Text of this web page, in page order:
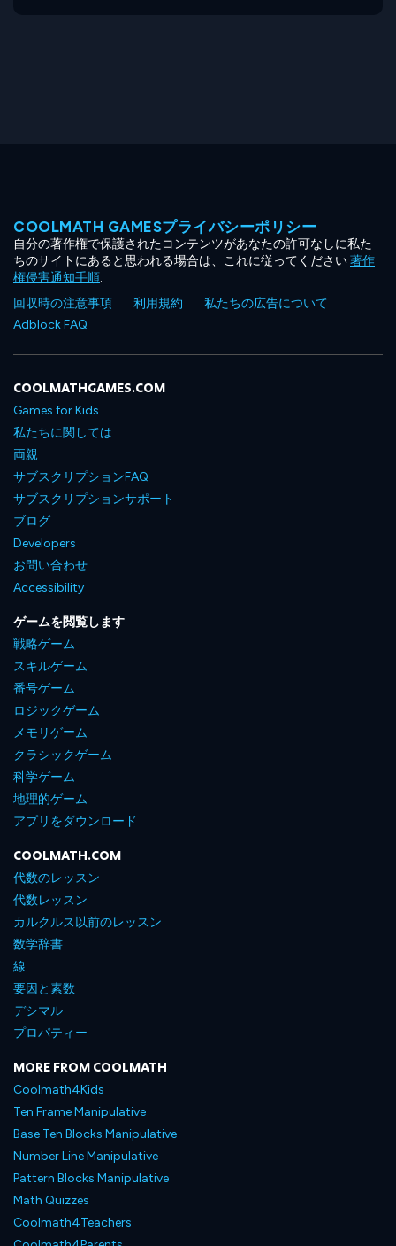
COOLMATH GAMESプライバシーポリシー
自分の著作権で保護されたコンテンツがあなたの許可なしに私た
ちのサイトにあると思われる場合は、これに従ってください著作
権侵害通知手順.
回収時の注意事項
利用規約
私たちの広告について
Adblock FAQ
COOLMATHGAMES.COM
Games for Kids
私たちに関しては
両親
サブスクリプションFAQ
サブスクリプションサポート
ブログ
Developers
お問い合わせ
Accessibility
ゲームを閲覧します
戦略ゲーム
スキルゲーム
番号ゲーム
ロジックゲーム
メモリゲーム
クラシックゲーム
科学ゲーム
地理的ゲーム
アプリをダウンロード
COOLMATH.COM
代数のレッスン
代数レッスン
カルクルス以前のレッスン
数学辞書
線
要因と素数
デシマル
プロパティー
MORE FROM COOLMATH
Coolmath4Kids
Ten Frame Manipulative
Base Ten Blocks Manipulative
Number Line Manipulative
Pattern Blocks Manipulative
Math Quizzes
Coolmath4Teachers